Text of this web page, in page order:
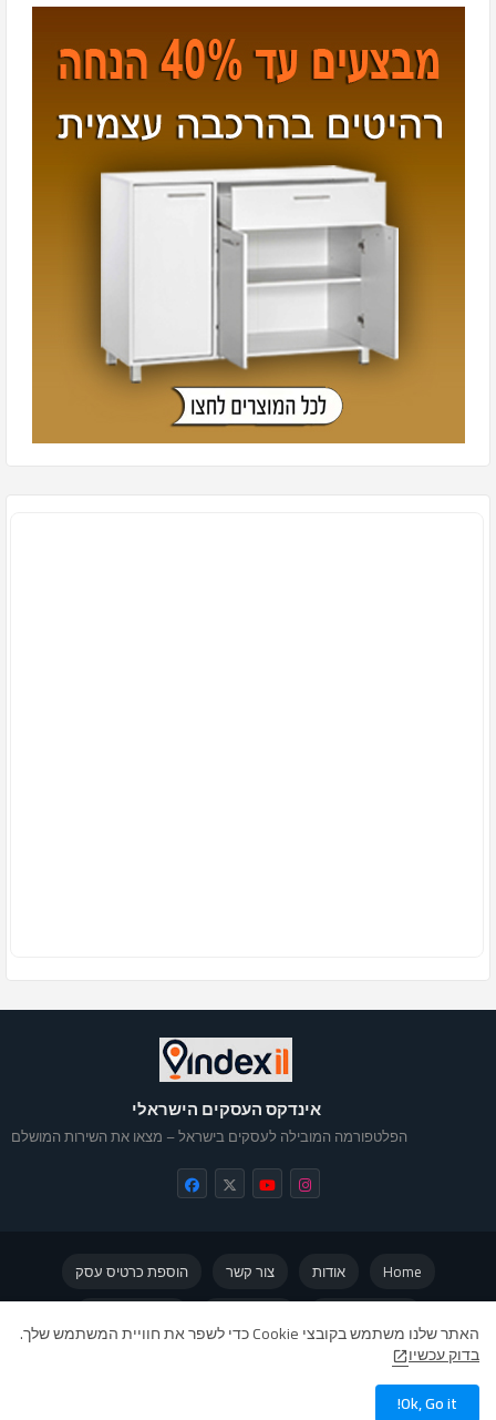
אינדקס העסקים הישראלי
הפלטפורמה המובילה לעסקים בישראל – מצאו את השירות המושלם
Home אודות צור קשר
הוספת כרטיס עסק
האתר שלנו משתמש בקובצי Cookie כדי לשפר את חוויית המשתמש שלך.
בדוק עכשיו
Ok, Go it!